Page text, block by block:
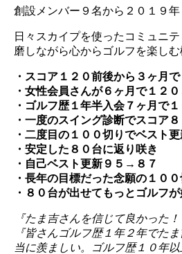
創設メンバー９名から２０１９
日々スカイプを使ったコミュニ
磨しながら心からゴルフを楽し
・スコア１２０前後から３ヶ月
・女性会員さんが６ヶ月で１２
・ゴルフ歴１年半入会７ヶ月で
・一度のスイング診断でスコア８
・二度目の１００切りでベスト
・安定した８０台に返り咲き
・自己ベスト更新９５→８７
・長年の目標だった念願の１００
・８０台が出せてもっとゴルフが
『たま吉さんを信じて良かった！
『皆さんゴルフ歴１年２年でた
当に羨ましい。ゴルフ歴１０年